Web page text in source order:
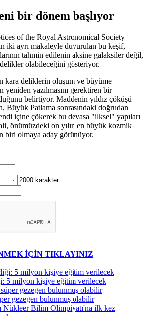
bir dönem başlıyor
of the Royal Astronomical Society
iki ayrı makaleyle duyurulan bu keşif,
tahmin edilenin aksine galaksiler değil,
olabileceğini gösteriyor.
kara deliklerin oluşum ve büyüme
yeniden yazılmasını gerektiren bir
belirtiyor. Maddenin yıldız çöküşü
Büyük Patlama sonrasındaki doğrudan
içine çökerek bu devasa "ilksel" yapıları
önümüzdeki on yılın en büyük kozmik
biri olmaya aday görünüyor.
İÇİN TIKLAYINIZ
5 milyon kişiye eğitim verilecek
gezegen bulunmuş olabilir